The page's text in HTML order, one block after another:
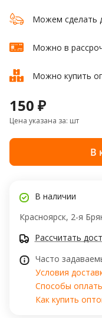
Можем сделать
Можно в
Можно купить
150 ₽
Цена указана за: шт
В
В наличии
Красноярск, 2-я
Рассчитать
Часто
Условия
Способы
Как купить